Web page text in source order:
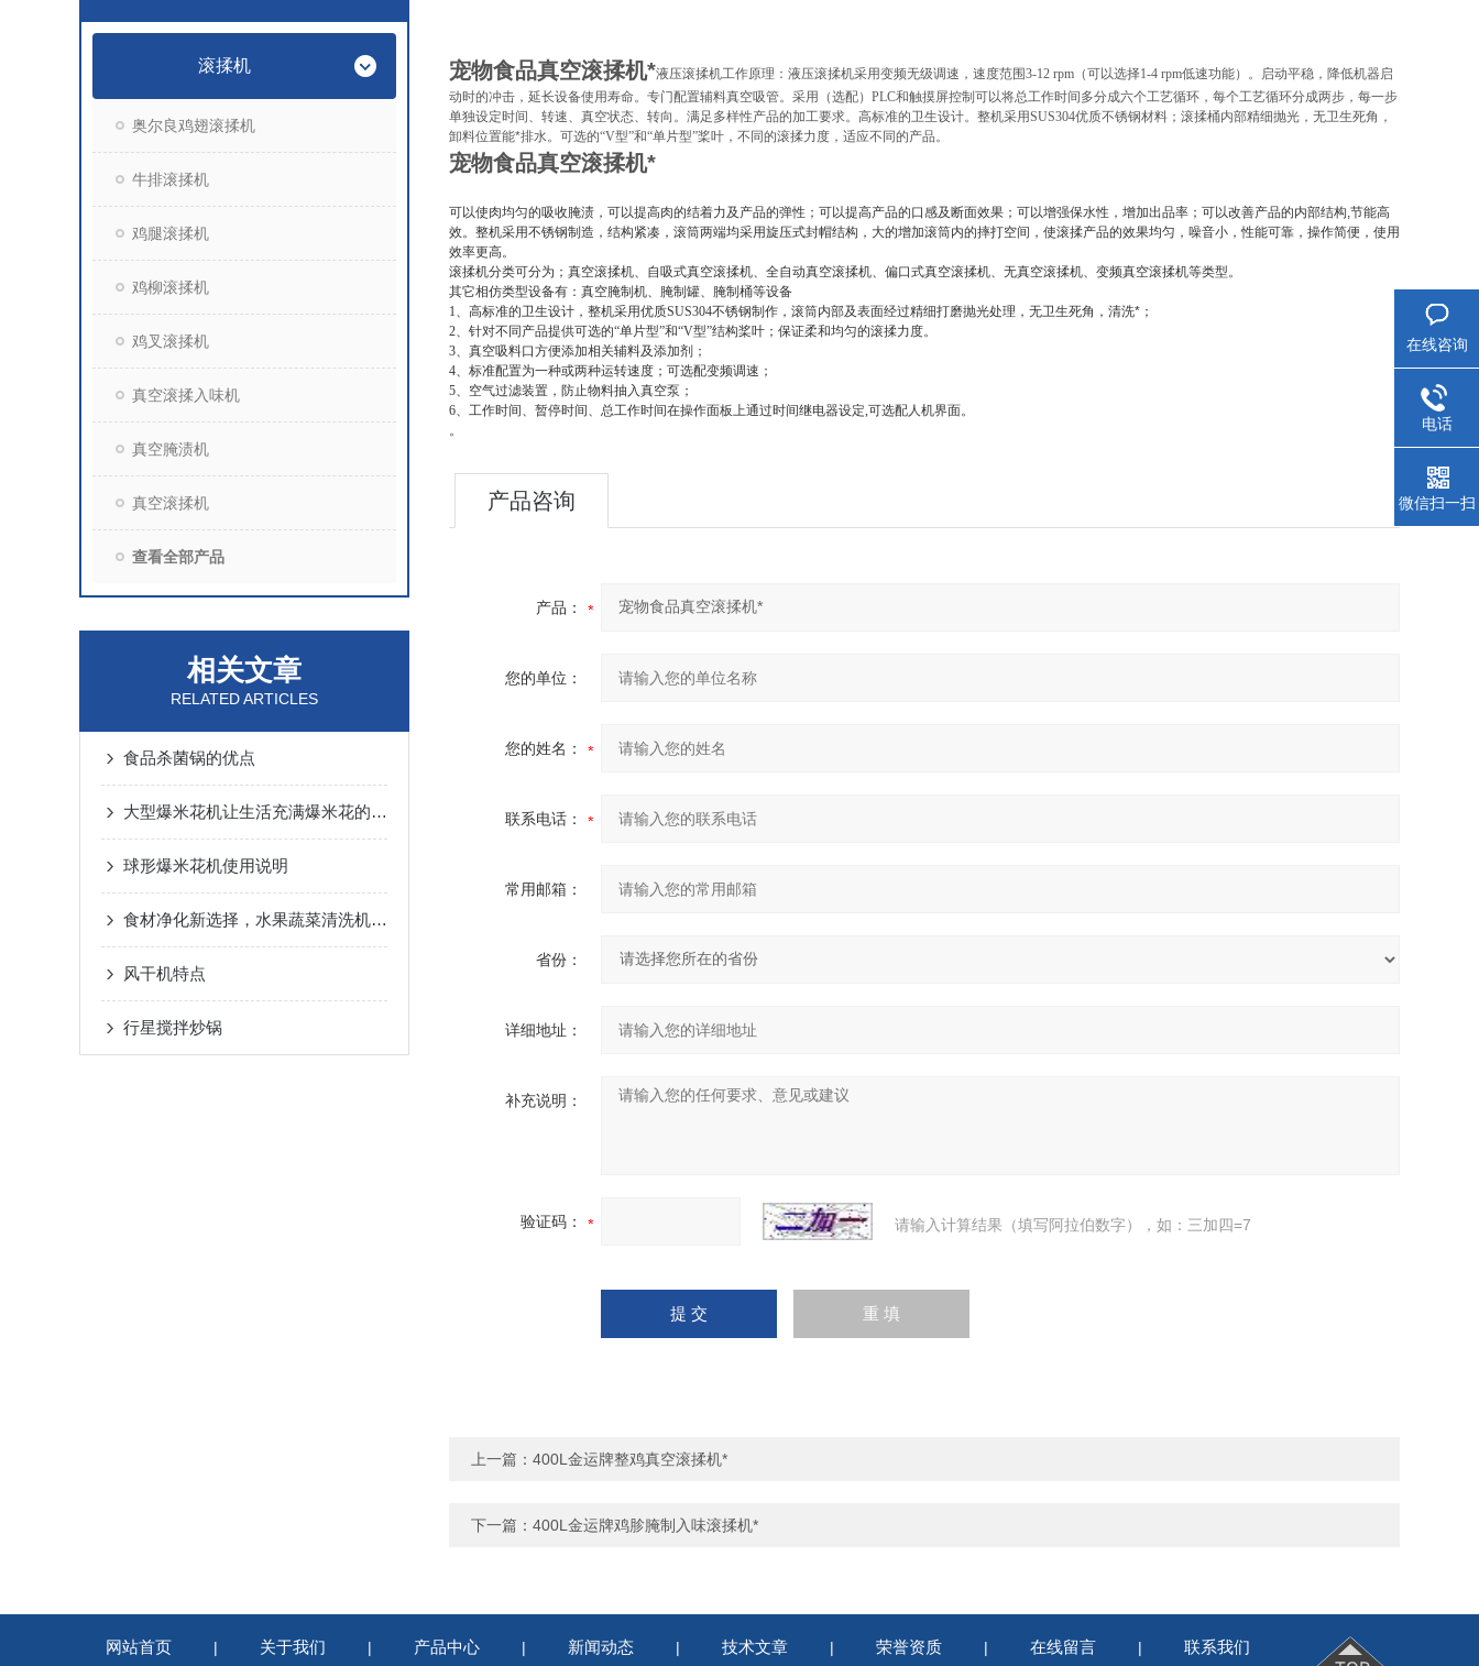
滚揉机
奥尔良鸡翅滚揉机
牛排滚揉机
鸡腿滚揉机
鸡柳滚揉机
鸡叉滚揉机
真空滚揉入味机
真空腌渍机
真空滚揉机
查看全部产品
相关文章
RELATED ARTICLES
食品杀菌锅的优点
大型爆米花机让生活充满爆米花的香味
球形爆米花机使用说明
食材净化新选择，水果蔬菜清洗机，瓦解农残细菌更che底
风干机特点
行星搅拌炒锅
宠物食品真空滚揉机*液压滚揉机工作原理：液压滚揉机采用变频无级调速，速度范围3-12 rpm （可以选择1-4 rpm低速功能）。启动平稳，降低机器启
动时的冲击，延长设备使用寿命。专门配置辅料真空吸管。采用（选配） PLC和触摸屏控制可以将总工作时间多分成六个工艺循环，每个工艺循环分成两步，每一步
单独设定时间、转速、真空状态、转向。满足多样性产品的加工要求。高标准的卫生设计。整机采用SUS304优质不锈钢材料；滚揉桶内部精细抛光，无卫生死角，
卸料位置能*排水。可选的“V型”和“单片型”桨叶，不同的滚揉力度，适应不同的产品。
宠物食品真空滚揉机*
可以使肉均匀的吸收腌渍，可以提高肉的结着力及产品的弹性；可以提高产品的口感及断面效果；可以增强保水性，增加出品率；可以改善产品的内部结构,节能高
效。整机采用不锈钢制造，结构紧凑，滚筒两端均采用旋压式封帽结构，大的增加滚筒内的摔打空间，使滚揉产品的效果均匀，噪音小，性能可靠，操作简便，使用
效率更高。
滚揉机分类可分为；真空滚揉机、自吸式真空滚揉机、全自动真空滚揉机、偏口式真空滚揉机、无真空滚揉机、变频真空滚揉机等类型。
其它相仿类型设备有：真空腌制机、腌制罐、腌制桶等设备
1、高标准的卫生设计，整机采用优质SUS304不锈钢制作，滚筒内部及表面经过精细打磨抛光处理，无卫生死角，清洗*；
2、针对不同产品提供可选的“单片型”和“V型”结构桨叶；保证柔和均匀的滚揉力度。
3、真空吸料口方便添加相关辅料及添加剂；
4、标准配置为一种或两种运转速度；可选配变频调速；
5、空气过滤装置，防止物料抽入真空泵；
6、工作时间、暂停时间、总工作时间在操作面板上通过时间继电器设定,可选配人机界面。
。
产品咨询
产品：
您的单位：
您的姓名：
联系电话：
常用邮箱：
省份：
详细地址：
补充说明：
验证码： 请输入计算结果（填写阿拉伯数字），如：三加四=7
上一篇： 400L金运牌整鸡真空滚揉机*
下一篇： 400L金运牌鸡胗腌制入味滚揉机*
网站首页 | 关于我们 | 产品中心 | 新闻动态 | 技术文章 | 荣誉资质 | 在线留言 | 联系我们
在线咨询
电话
微信扫一扫